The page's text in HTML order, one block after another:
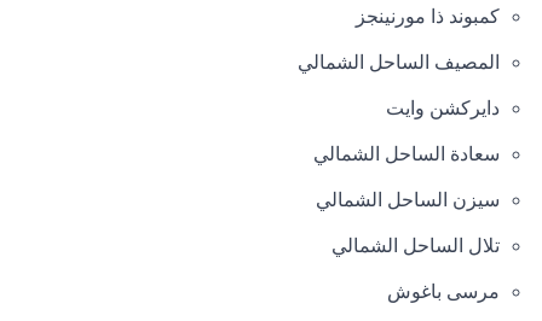
كمبوند ذا مورنينجز
المصيف الساحل الشمالي
دايركشن وايت
سعادة الساحل الشمالي
سيزن الساحل الشمالي
تلال الساحل الشمالي
مرسى باغوش